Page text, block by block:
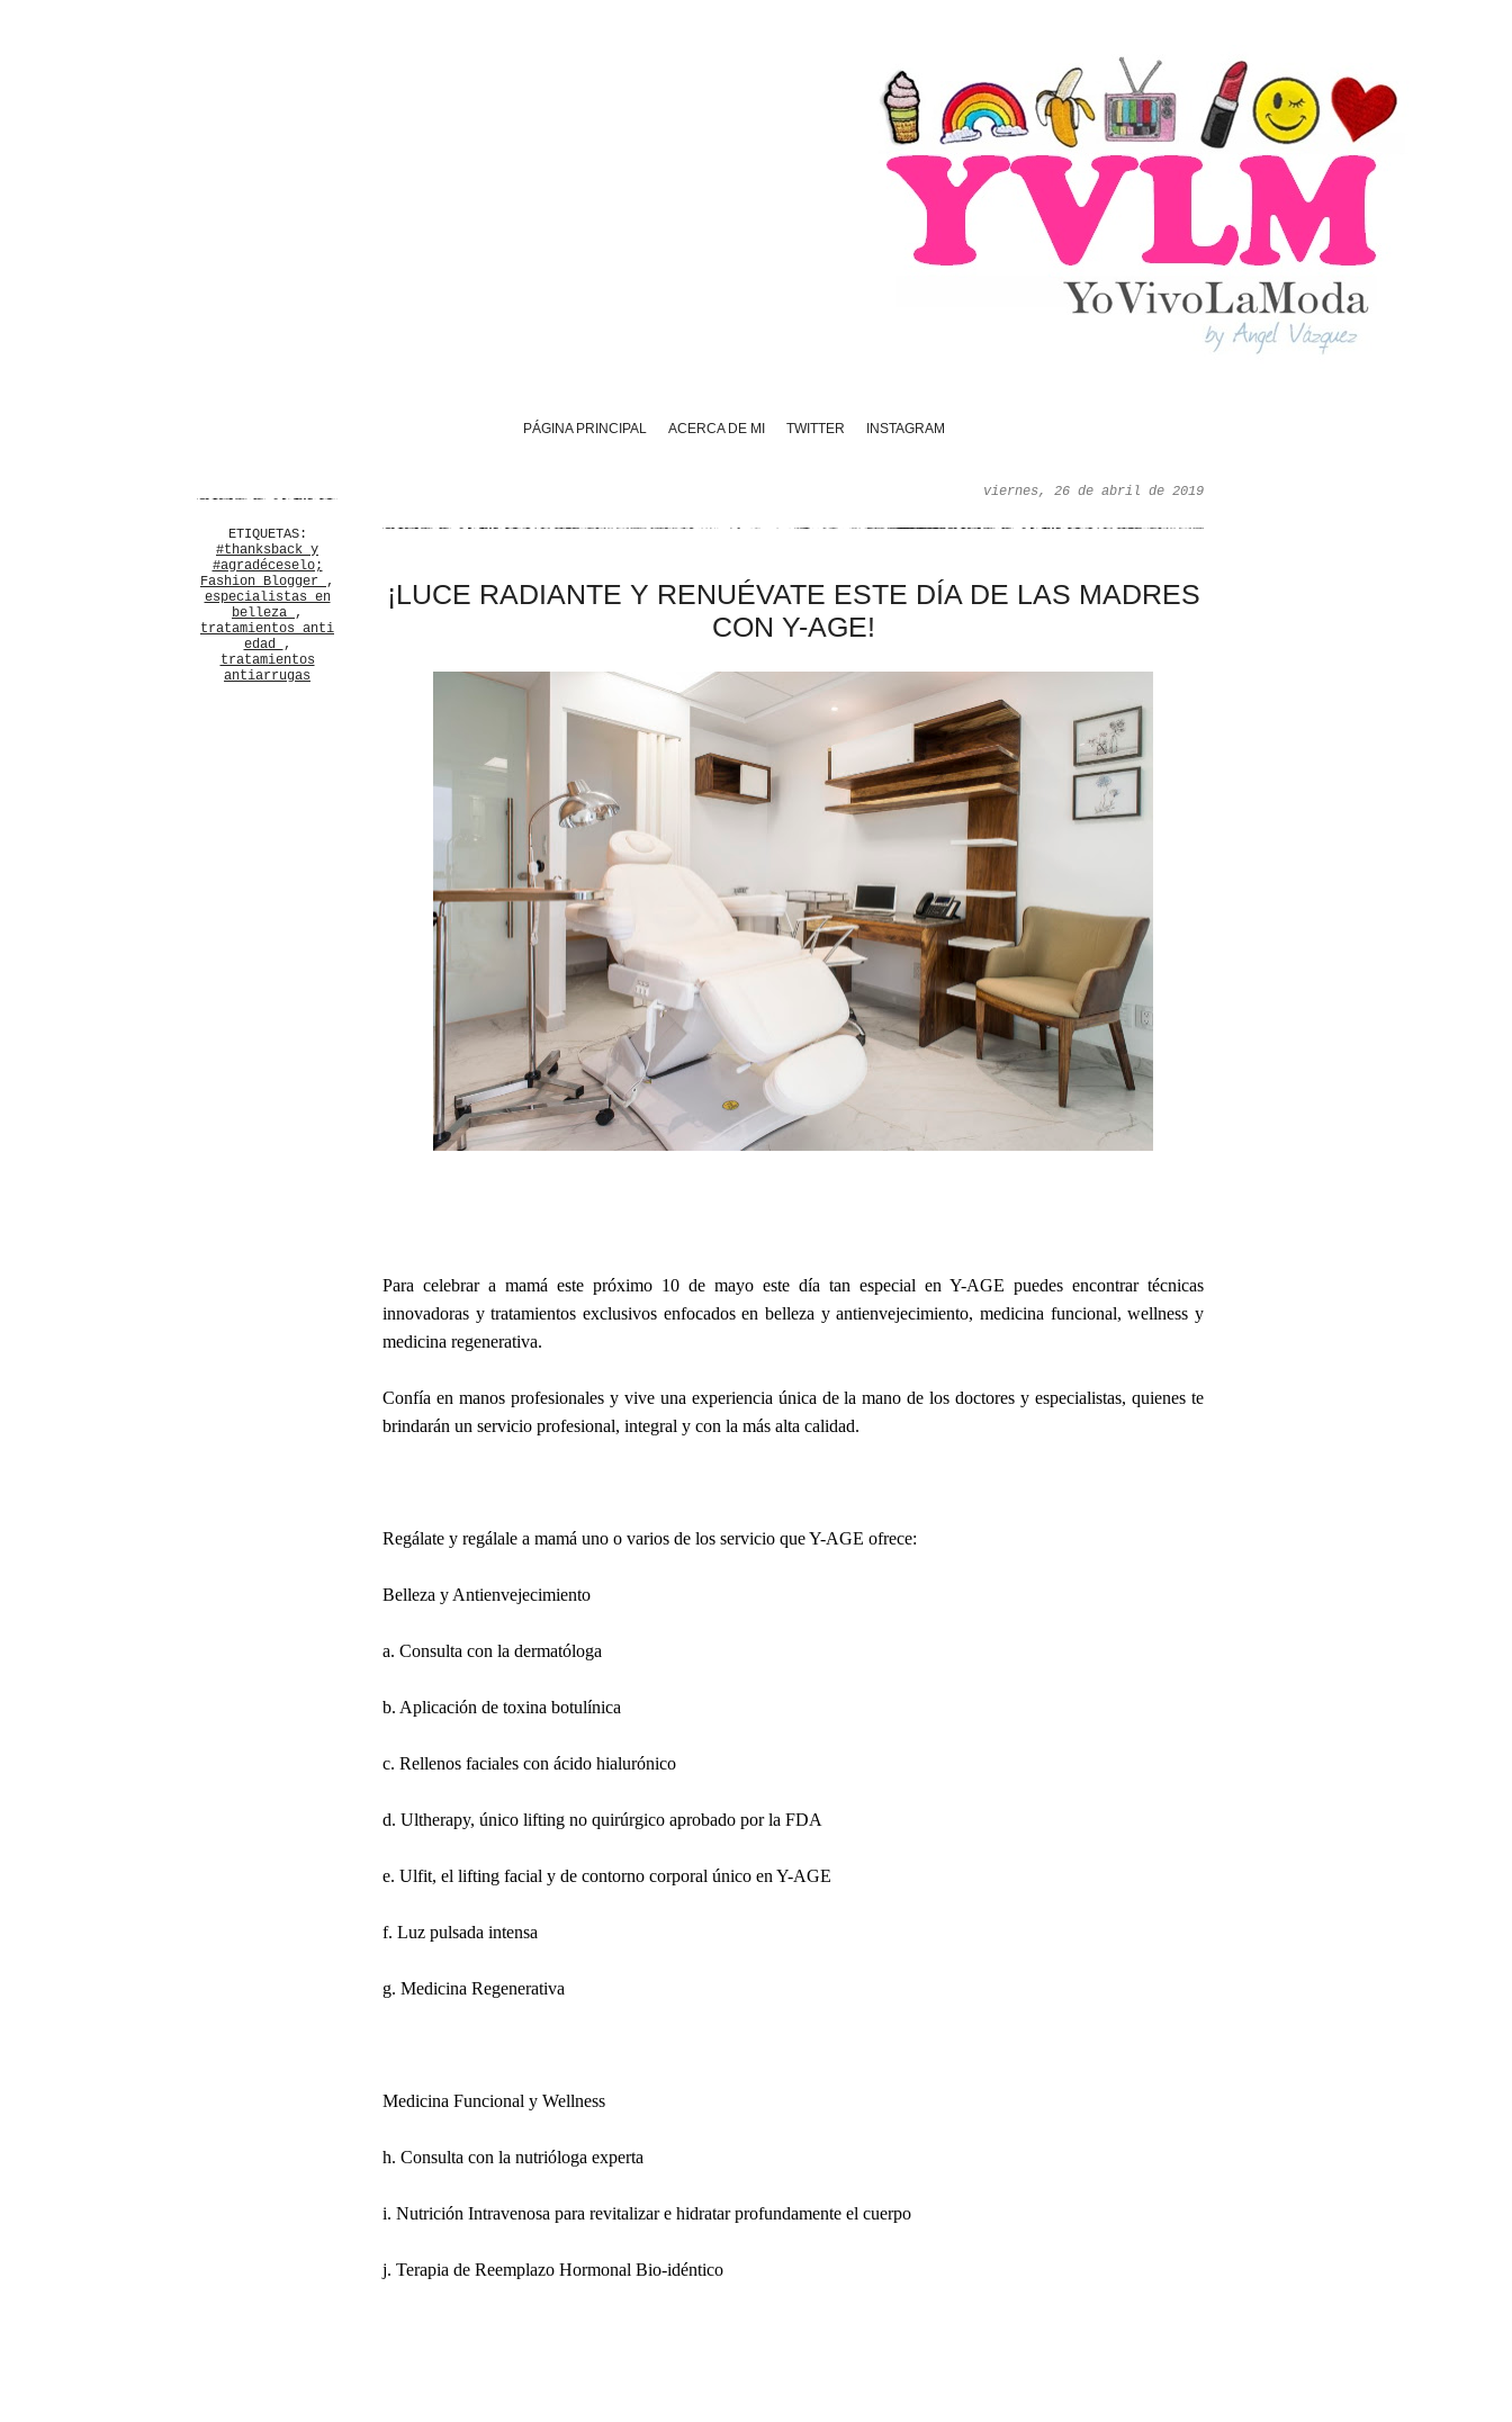
PÁGINA PRINCIPAL ACERCA DE MI TWITTER INSTAGRAM
viernes, 26 de abril de 2019
¡LUCE RADIANTE Y RENUÉVATE ESTE DÍA DE LAS MADRES
CON Y-AGE!
ETIQUETAS:
#thanksback y
#agradéceselo;
Fashion Blogger ,
especialistas en
belleza ,
tratamientos anti
edad ,
tratamientos
antiarrugas
Para celebrar a mamá este próximo 10 de mayo este día tan especial en Y-AGE puedes encontrar técnicas
innovadoras y tratamientos exclusivos enfocados en belleza y antienvejecimiento, medicina funcional, wellness y
medicina regenerativa.
Confía en manos profesionales y vive una experiencia única de la mano de los doctores y especialistas, quienes te
brindarán un servicio profesional, integral y con la más alta calidad.
Regálate y regálale a mamá uno o varios de los servicio que Y-AGE ofrece:
Belleza y Antienvejecimiento
a. Consulta con la dermatóloga
b. Aplicación de toxina botulínica
c. Rellenos faciales con ácido hialurónico
d. Ultherapy, único lifting no quirúrgico aprobado por la FDA
e. Ulfit, el lifting facial y de contorno corporal único en Y-AGE
f. Luz pulsada intensa
g. Medicina Regenerativa
Medicina Funcional y Wellness
h. Consulta con la nutrióloga experta
i. Nutrición Intravenosa para revitalizar e hidratar profundamente el cuerpo
j. Terapia de Reemplazo Hormonal Bio-idéntico